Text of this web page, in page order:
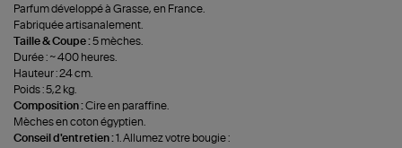
Parfum développé à Grasse, en France.
Fabriquée artisanalement.
Taille & Coupe :5 mèches.
Durée : ~ 400 heures.
Hauteur : 24 cm.
Poids : 5,2 kg.
Composition :Cire en paraffine.
Mèches en coton égyptien.
Conseil d'entretien :1. Allumez votre bougie :